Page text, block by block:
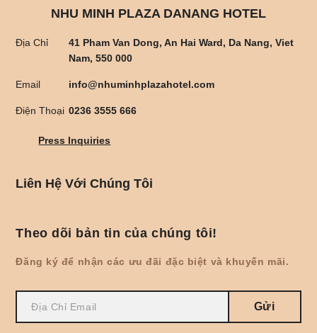
NHU MINH PLAZA DANANG HOTEL
Địa Chỉ
41 Pham Van Dong, An Hai Ward, Da Nang, Viet
Nam, 550 000
Email info@nhuminhplazahotel.com
Điện Thoại 0236 3555 666
Press Inquiries
Liên Hệ Với Chúng Tôi
Theo dõi bản tin của chúng tôi!
Đăng ký để nhận các ưu đãi đặc biệt và khuyến mãi.
Gửi